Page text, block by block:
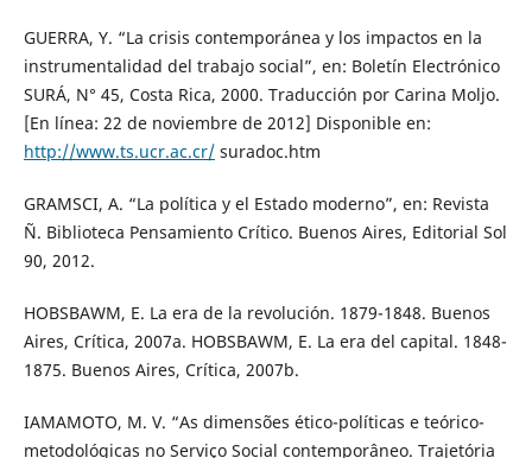
GUERRA, Y. “La crisis contemporánea y los impactos en la
instrumentalidad del trabajo social”, en: Boletín Electrónico
SURÁ, N° 45, Costa Rica, 2000. Traducción por Carina Moljo.
[En línea: 22 de noviembre de 2012] Disponible en:
http://www.ts.ucr.ac.cr/suradoc.htm
GRAMSCI, A. “La política y el Estado moderno”, en: Revista
Ñ. Biblioteca Pensamiento Crítico. Buenos Aires, Editorial Sol
90, 2012.
HOBSBAWM, E. La era de la revolución. 1879-1848. Buenos
Aires, Crítica, 2007a. HOBSBAWM, E. La era del capital. 1848-
1875. Buenos Aires, Crítica, 2007b.
IAMAMOTO, M. V. “As dimensões ético-políticas e teórico-
metodológicas no Serviço Social contemporâneo. Trajetória